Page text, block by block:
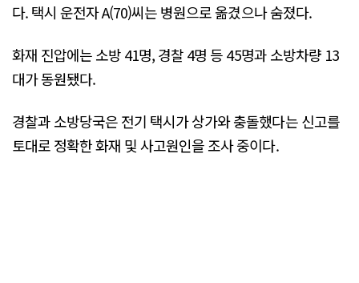
다. 택시 운전자 A(70)씨는 병원으로 옮겼으나 숨졌다.
화재 진압에는 소방 41명, 경찰 4명 등 45명과 소방차량 13
대가 동원됐다.
경찰과 소방당국은 전기 택시가 상가와 충돌했다는 신고를
토대로 정확한 화재 및 사고원인을 조사 중이다.